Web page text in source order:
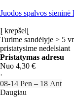
Juodos spalvos
Į krepšelį
Turime sandėlyje > 5
pristatysime nedelsiant
Pristatymas adresu
Nuo 4,30 €
·
08‑14 Pen – 18 Ant
Daugiau